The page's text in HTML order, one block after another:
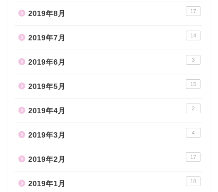
2019年8月 17
2019年7月 14
2019年6月 3
2019年5月 15
2019年4月 2
2019年3月 4
2019年2月 17
2019年1月 18